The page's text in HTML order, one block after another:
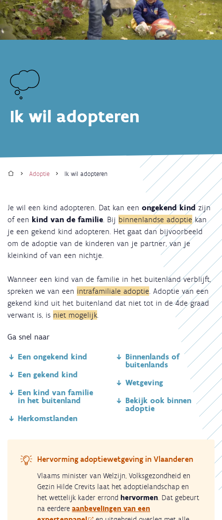
Ik wil adopteren
HomeAdoptie Ik wil adopteren
Je wil een kind adopteren. Dat kan een ongekend kindzijn
of een kind van de familie . Bij binnenlandse adoptie kan
je een gekend kind adopteren. Het gaat dan bijvoorbeeld
om de adoptie van de kinderen van je partner, van je
kleinkind of van een nichtje.
Wanneer een kind van de familie in het buitenland verblijft,
spreken we van een intrafamiliale adoptie . Adoptie van een
gekend kind uit het buitenland dat niet tot in de 4de graad
verwant is, is niet mogelijk
Ga snel naar
Een ongekend kind
Een gekend kind
Een kind van familie
in het buitenland
Herkomstlanden
Binnenlands of
buitenlands
Wetgeving
Bekijk ook binnen
adoptie
Hervorming adoptiewetgeving in Vlaanderen
Vlaams minister van Welzijn, Volksgezondheid en
Gezin Hilde Crevits laat het adoptielandschap en
het wettelijk kader errond hervormen. Dat gebeurt
na eerdere aanbevelingen van een